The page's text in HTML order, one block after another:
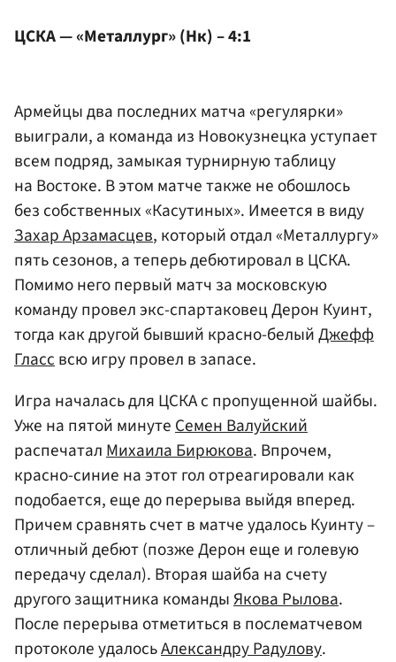
ЦСКА — «Металлург» (Нк) – 4:1
Армейцы два последних матча «регулярки»
выиграли, а команда из Новокузнецка уступает
всем подряд, замыкая турнирную таблицу
на Востоке. В этом матче также не обошлось
без собственных «Касутиных». Имеется в виду
Захар Арзамасцев, который отдал «Металлургу»
пять сезонов, а теперь дебютировал в ЦСКА.
Помимо него первый матч за московскую
команду провел экс-спартаковец Дерон Куинт,
тогда как другой бывший красно-белыйДжефф
Глассвсю игру провел в запасе.
Игра началась для ЦСКА с пропущенной шайбы.
Уже на пятой минутеСемен Валуйский
распечаталМихаила Бирюкова. Впрочем,
красно-синие на этот гол отреагировали как
подобается, еще до перерыва выйдя вперед.
Причем сравнять счет в матче удалось Куинту –
отличный дебют (позже Дерон еще и голевую
передачу сделал). Вторая шайба на счету
другого защитника командыЯкова Рылова.
После перерыва отметиться в послематчевом
протоколе удалосьАлександру Радулову.